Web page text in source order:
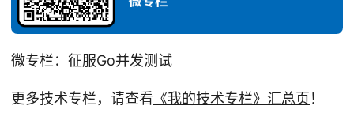
微专栏：征服Go并发测试
更多技术专栏，请查看 《我的技术专栏》汇总页！